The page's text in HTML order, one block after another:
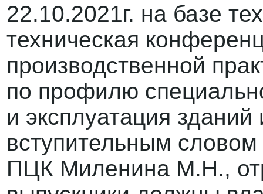
22.10.2021г. на базе
техническая
производственной
по профилю
и эксплуатация
вступительным
ПЦК Миленина М.Н.,